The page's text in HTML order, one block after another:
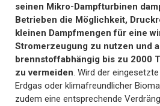
seinen Mikro-Dampfturbinen
Betrieben die Möglichkeit,
kleinen Dampfmengen für eine
Stromerzeugung zu nutzen und
brennstoffabhängig bis zu 2000
zu vermeiden. Wird der
Erdgas oder klimafreundlicher
zudem eine entsprechende